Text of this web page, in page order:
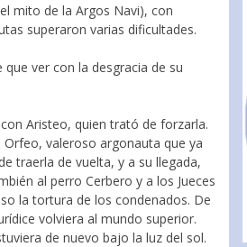
mito de la Argos Navi), con
superaron varias dificultades.
ver con la desgracia de su
Aristeo, quien trató de forzarla.
valeroso argonauta que ya
traerla de vuelta, y a su llegada,
al perro Cerbero y a los Jueces
la tortura de los condenados. De
volviera al mundo superior.
de nuevo bajo la luz del sol.